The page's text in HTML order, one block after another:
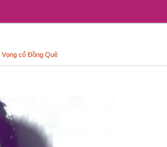
Vọng cổ Đồng Quê